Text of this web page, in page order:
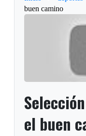
buen camino
el buen